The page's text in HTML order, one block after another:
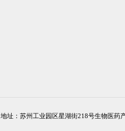
地址：苏州工业园区星湖街218号生物医药